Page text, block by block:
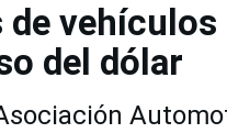
de
del dólar